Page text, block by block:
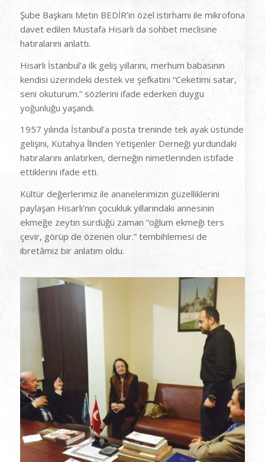
Şube Başkanı Metin BEDİR’in özel istirhamı ile mikrofona
davet edilen Mustafa Hisarlı da sohbet meclisine
hatıralarını anlattı.
Hisarlı İstanbul’a ilk geliş yıllarını, merhum babasının
kendisi üzerindeki destek ve şefkatini “Ceketimi satar,
seni okuturum.” sözlerini ifade ederken duygu
yoğunluğu yaşandı.
1957 yılında İstanbul’a posta treninde tek ayak üstünde
gelişini, Kütahya İlinden Yetişenler Derneği yurdundaki
hatıralarını anlatırken, derneğin nimetlerinden istifade
ettiklerini ifade etti.
Kültür değerlerimiz ile ananelerimizin güzelliklerini
paylaşan Hisarlı’nın çocukluk yıllarındaki annesinin
ekmeğe zeytin sürdüğü zaman “oğlum ekmeği ters
çevir, görüp de özenen olur.” tembihlemesi de
ibretâmiz bir anlatım oldu.